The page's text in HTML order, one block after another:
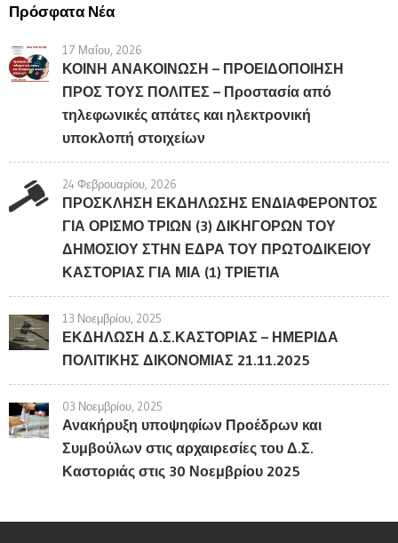
Πρόσφατα Νέα
17 Μαΐου, 2026
ΚΟΙΝΗ ΑΝΑΚΟΙΝΩΣΗ – ΠΡΟΕΙΔΟΠΟΙΗΣΗ
ΠΡΟΣ ΤΟΥΣ ΠΟΛΙΤΕΣ – Προστασία από
τηλεφωνικές απάτες και ηλεκτρονική
υποκλοπή στοιχείων
24 Φεβρουαρίου, 2026
ΠΡΟΣΚΛΗΣΗ ΕΚΔΗΛΩΣΗΣ ΕΝΔΙΑΦΕΡΟΝΤΟΣ
ΓΙΑ ΟΡΙΣΜΟ ΤΡΙΩΝ (3) ΔΙΚΗΓΟΡΩΝ ΤΟΥ
ΔΗΜΟΣΙΟΥ ΣΤΗΝ ΕΔΡΑ ΤΟΥ ΠΡΩΤΟΔΙΚΕΙΟΥ
ΚΑΣΤΟΡΙΑΣ ΓΙΑ ΜΙΑ (1) ΤΡΙΕΤΙΑ
13 Νοεμβρίου, 2025
ΕΚΔΗΛΩΣΗ Δ.Σ.ΚΑΣΤΟΡΙΑΣ – ΗΜΕΡΙΔΑ
ΠΟΛΙΤΙΚΗΣ ΔΙΚΟΝΟΜΙΑΣ 21.11.2025
03 Νοεμβρίου, 2025
Ανακήρυξη υποψηφίων Προέδρων και
Συμβούλων στις αρχαιρεσίες του Δ.Σ.
Καστοριάς στις 30 Νοεμβρίου 2025